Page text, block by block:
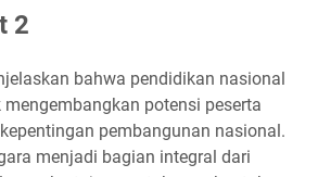
2
bahwa pendidikan nasional
potensi peserta
pembangunan nasional.
menjadi bagian integral dari